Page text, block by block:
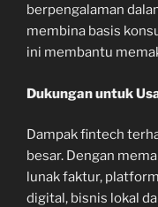
berpengalaman
membina basis
ini membantu
Dukungan untuk
Dampak fintech
besar. Dengan
lunak faktur,
digital, bisnis lokal